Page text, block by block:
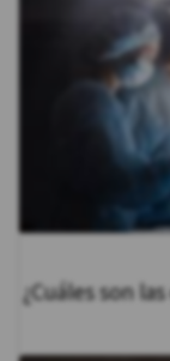
¿Cuáles son